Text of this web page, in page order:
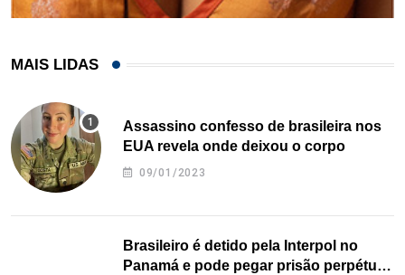
MAIS LIDAS
Assassino confesso de brasileira nos
EUA revela onde deixou o corpo
09/01/2023
Brasileiro é detido pela Interpol no
Panamá e pode pegar prisão perpétua